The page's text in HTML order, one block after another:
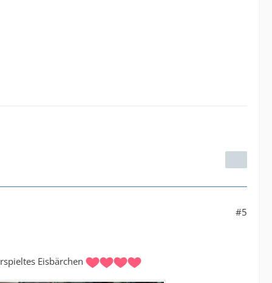
#5
Eisbärchen